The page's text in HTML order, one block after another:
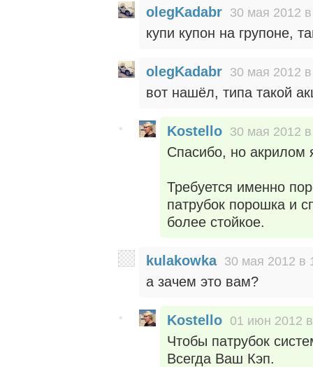
olegKadabr 30 мая 2012
купи купон на групоне,
olegKadabr 30 мая 2012
вот нашёл, типа такой
Kostello 30 мая 2012
Спасибо, но акрилом
Требуется именно
патрубок порошка и
более стойкое.
kulakowka 30 мая 2012 в
а зачем это вам?
Kostello 01 июн 2012
Чтобы патрубок
Всегда Ваш Кэп.